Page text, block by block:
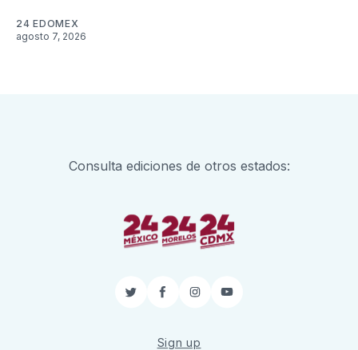
24 EDOMEX
agosto 7, 2026
Consulta ediciones de otros estados:
TwitterFacebook
InstagramYouTube
Sign up